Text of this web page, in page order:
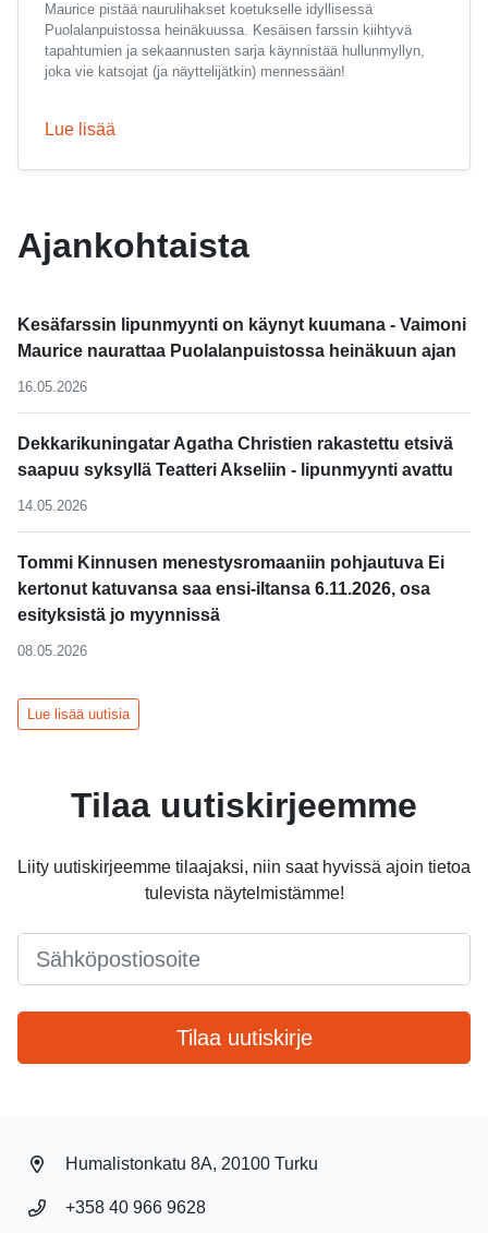
Ajankohtaista
Kesäfarssin lipunmyynti on käynyt kuumana - Vaimoni
Maurice naurattaa Puolalanpuistossa heinäkuun ajan
16.05.2026
Dekkarikuningatar Agatha Christien rakastettu etsivä
saapuu syksyllä Teatteri Akseliin - lipunmyynti avattu
14.05.2026
Tommi Kinnusen menestysromaaniin pohjautuva Ei
kertonut katuvansa saa ensi-iltansa 6.11.2026, osa
esityksistä jo myynnissä
08.05.2026
Lue lisää uutisia
Maurice pistää naurulihakset koetukselle idyllisessä
Puolalanpuistossa heinäkuussa. Kesäisen farssin kiihtyvä
tapahtumien ja sekaannusten sarja käynnistää hullunmyllyn,
joka vie katsojat (ja näyttelijätkin) mennessään!
Lue lisää
Tilaa uutiskirjeemme
Liity uutiskirjeemme tilaajaksi, niin saat hyvissä ajoin tietoa
tulevista näytelmistämme!
Tilaa uutiskirje
Humalistonkatu 8A, 20100 Turku
+358 40 966 9628